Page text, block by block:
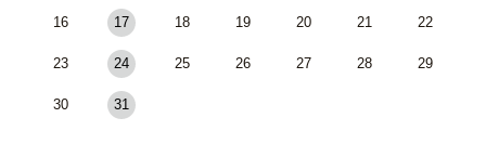
16 17 18 19 20 21 22
23 24 25 26 27 28 29
30 31